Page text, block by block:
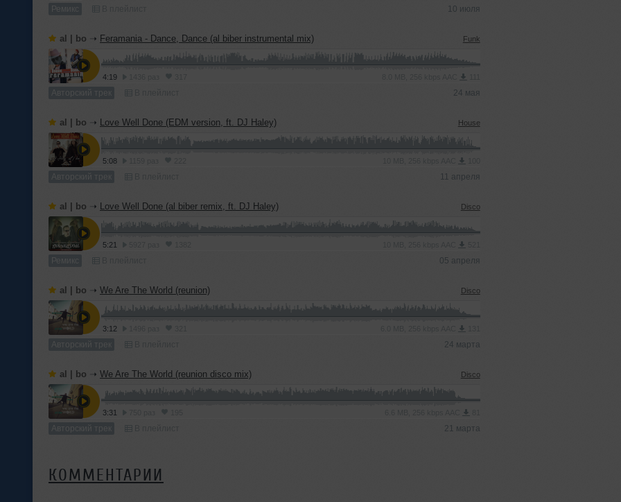
Ремикс 10 июля
al | bo ➝ Feramania - Dance, Dance (al biber instrumental mix) Funk
4:19
Авторский трек 24 мая
al | bo ➝ Love Well Done (EDM version, ft. DJ Haley) House
5:08
Авторский трек 11 апреля
al | bo ➝ Love Well Done (al biber remix, ft. DJ Haley) Disco
5:21
Ремикс 05 апреля
al | bo ➝ We Are The World (reunion) Disco
3:12
Авторский трек 24 марта
al | bo ➝ We Are The World (reunion disco mix) Disco
3:31
Авторский трек 21 марта
КОММЕНТАРИИ